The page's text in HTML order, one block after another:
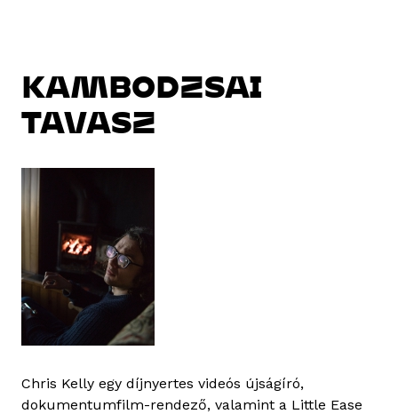
KAMBODZSAI
TAVASZ
Chris Kelly egy díjnyertes videós újságíró,
dokumentumfilm-rendező, valamint a Little Ease